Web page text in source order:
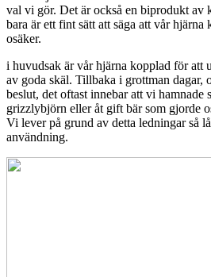
val vi gör. Det är också en biprodukt av
bara är ett fint sätt att säga att vår hjärna
osäker.
i huvudsak är vår hjärna kopplad för att
av goda skäl. Tillbaka i grottman dagar,
beslut, det oftast innebar att vi
grizzlybjörn eller åt gift bär som gjorde
Vi lever på grund av detta ledningar så
användning.